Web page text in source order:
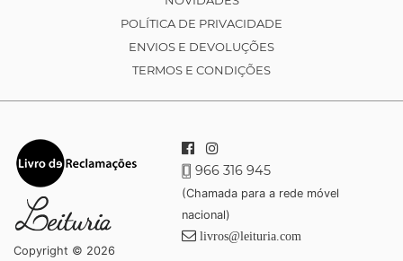
POLÍTICA DE PRIVACIDADE
ENVIOS E DEVOLUÇÕES
TERMOS E CONDIÇÕES
Copyright © 2026
966 316 945
(Chamada para a rede móvel
nacional)
livros@leituria.com